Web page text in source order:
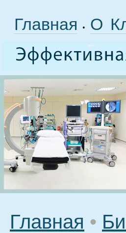
Главная • О
Главная •